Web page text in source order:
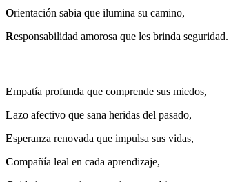
Orientación sabia que ilumina su camino,
Responsabilidad amorosa que les brinda seguridad.
Empatía profunda que comprende sus miedos,
Lazo afectivo que sana heridas del pasado,
Esperanza renovada que impulsa sus vidas,
Compañía leal en cada aprendizaje,